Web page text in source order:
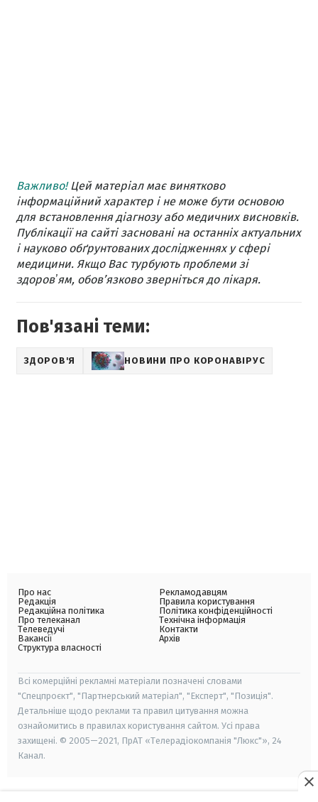
Важливо!Цей матеріал має винятково
інформаційний характер і не може бути основою
для встановлення діагнозу або медичних висновків.
Публікації на сайті засновані на останніх актуальних
і науково обґрунтованих дослідженнях у сфері
медицини. Якщо Вас турбують проблеми зі
здоровʼям, обов’язково зверніться до лікаря.
Пов'язані теми:
ЗДОРОВ'Я НОВИНИ ПРО КОРОНАВІРУС
Про нас
Редакція
Редакційна політика
Про телеканал
Телеведучі
Вакансії
Структура власності
Рекламодавцям
Правила користування
Політика конфіденційності
Технічна інформація
Контакти
Архів
Всі комерційні рекламні матеріали позначені словами
"Спецпроєкт", "Партнерський матеріал", "Експерт", "Позиція".
Детальніше щодо реклами та правил цитування можна
ознайомитись в правилах користування сайтом. Усі права
захищені. © 2005—2021, ПрАТ «Телерадіокомпанія "Люкс"», 24
Канал.